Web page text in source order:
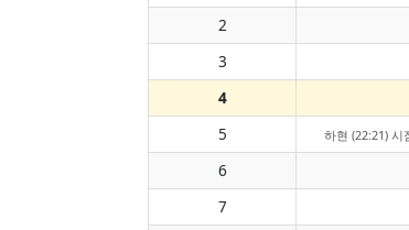
2
3
4
5
하현 (22:21) 시
6
7